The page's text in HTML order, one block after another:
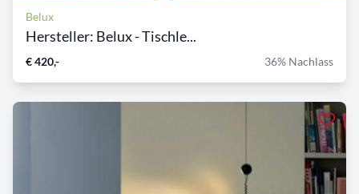
Belux
Hersteller: Belux - Tischle...
€ 420,- 36% Nachlass